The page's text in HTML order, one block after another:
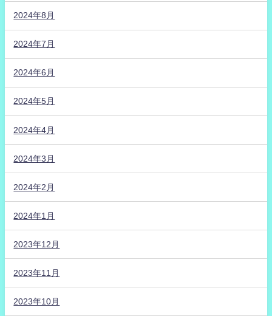
2024年8月
2024年7月
2024年6月
2024年5月
2024年4月
2024年3月
2024年2月
2024年1月
2023年12月
2023年11月
2023年10月